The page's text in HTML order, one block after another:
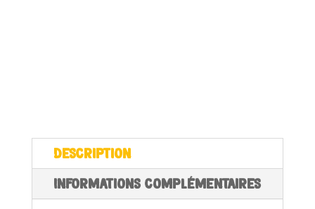
Description
Informations complémentaires